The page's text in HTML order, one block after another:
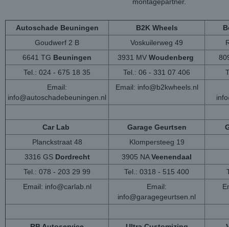
Autoschade Beuningen B2K Wheels
Goudwerf 2 B
Voskuilerweg 49
6641 TG Beuningen 3931 MV Woudenberg
Tel.: 024 - 675 18 35
Tel.: 06 - 331 07 406
Email:
info@autoschadebeuningen.nl
Email: info@b2kwheels.nl
Car Lab Garage Geurtsen
Planckstraat 48
Klompersteeg 19
3316 GS Dordrecht 3905 NAVeenendaal
Tel.: 078 - 203 29 99
Tel.: 0318 - 515 400
Email: info@carlab.nl
Email:
info@garagegeurtsen.nl